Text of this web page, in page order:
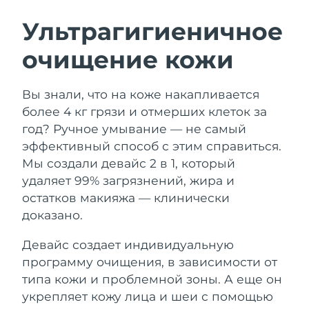
Ультрагигиеничное
очищение кожи
Вы знали, что на коже накапливается
более 4 кг грязи и отмерших клеток за
год? Ручное умывание — не самый
эффективный способ с этим справиться.
Мы создали девайс 2 в 1, который
удаляет 99% загрязнений, жира и
остатков макияжа — клинически
доказано.
Девайс создает индивидуальную
программу очищения, в зависимости от
типа кожи и проблемной зоны. А еще он
укрепляет кожу лица и шеи с помощью
LUNA™ 4 набор
Anti-aging massage
LUNA™ 4 Plus
Massage, LED heating
LUNA™ 4 Men
For men, anti-aging massage
BEAR™ 2 набор
Microcurrent toning
BEAR™ 2 go
Microcurrent toning on-the-go
BEAR™ 2 eyes & lips
Microcurrent line smoothing device
Увлажнение
UFO™ 3 набор
UFO™ 3 LED
Near-infrared and red light therapy
device
Забота о полости рта
issa™ 4
issa™ 4 plus
Smart hybrid silicone sonic toothbrush
FAQ™ АНТИВОЗРАСТНОЙ УХОД
Омоложение LED-процедуры
Австралия
Ожидаемая дата доставки
Австрия
Ожидаемая дата доставки
11/08/2026
Бахрейн
12/08/2026
Бельгия
Ожидаемая дата доставки
Босния и
Герцеговина
Ожидаемая дата доставки
14/08/2026